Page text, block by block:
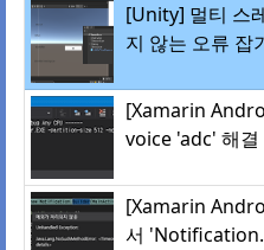
[Unity] 멀티 스
지 않는 오류 잡
[Xamarin
voice 'adc' 해결
[Xamarin
서